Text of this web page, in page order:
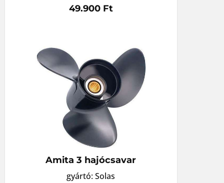
49.900 Ft
Amita 3 hajócsavar
gyártó: Solas